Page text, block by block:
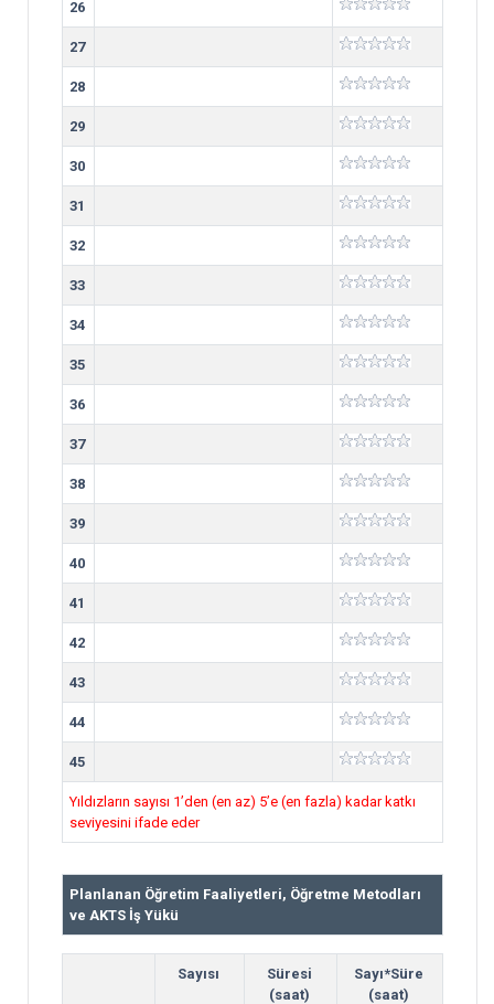
26
27
28
29
30
31
32
33
34
35
36
37
38
39
40
41
42
43
44
45
Yıldızların sayısı 1’den (en az) 5’e (en fazla) kadar katkı
seviyesini ifade eder
Planlanan Öğretim Faaliyetleri, Öğretme Metodları
ve AKTS İş Yükü
Sayısı
Süresi
(saat)
Sayı*Süre
(saat)